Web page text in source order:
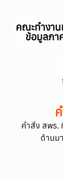
คณะทำงาน
ข้อมูลภา
คำสั่ง สพร.
ด้านม